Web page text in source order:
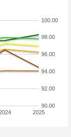
2025
90.00
92.00
94.00
96.00
98.00
100.00